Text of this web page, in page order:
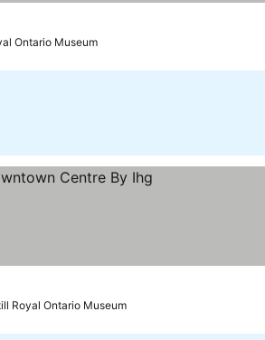
Ontario Museum
Royal Ontario Museum